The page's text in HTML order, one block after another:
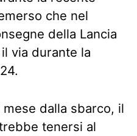
che nel
della Lancia
via durante la
dalla sbarco, il
tenersi al